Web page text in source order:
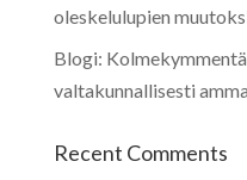
oleskelulupien
Blogi:
valtakunnallisesti
Recent Comments